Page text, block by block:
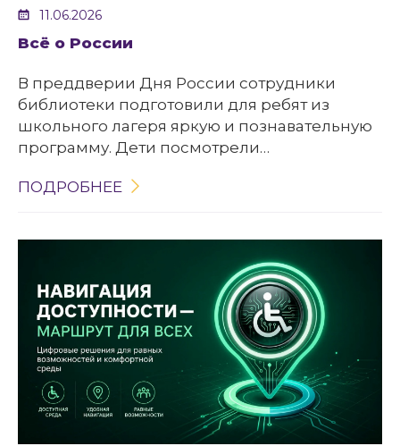
11.06.2026
Всё о России
В преддверии Дня России сотрудники
библиотеки подготовили для ребят из
школьного лагеря яркую и познавательную
программу. Дети посмотрели
Из него ребята узнали об истории и
гражданина. Особое внимание было
уделено символам нашей страны – флагу,
гербу и гимну.
ПОДРОБНЕЕ